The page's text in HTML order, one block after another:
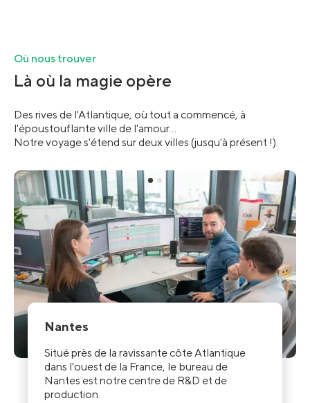
Où nous trouver
Là où la magie opère
Des rives de l'Atlantique, où tout a commencé, à
l'époustouflante ville de l'amour...
Notre voyage s'étend sur deux villes (jusqu'à présent !).
Nantes
Situé près de la ravissante côte Atlantique
dans l'ouest de la France, le bureau de
Nantes est notre centre de R&D et de
production.